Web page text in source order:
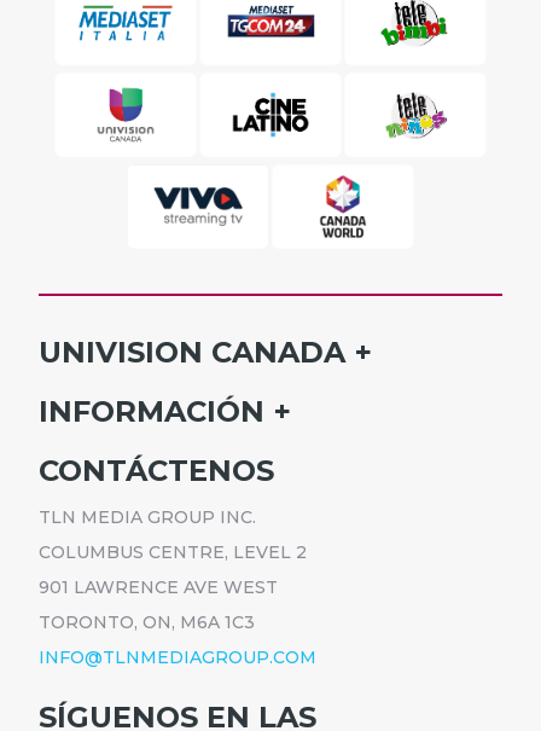
UNIVISION CANADA
INICIO
PROGRAMAS
INFORMACIÓN
SUSCRÍBETE
CARRERAS
POLÍTICA DE PRIVACIDAD
ACCESIBILIDAD
CONTÁCTENOS
TLN MEDIA GROUP INC.
COLUMBUS CENTRE, LEVEL 2
901 LAWRENCE AVE WEST
TORONTO, ON, M6A 1C3
INFO@TLNMEDIAGROUP.COM
SÍGUENOS EN LAS